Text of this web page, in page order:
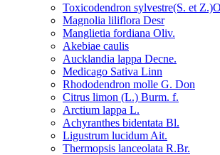
Toxicodendron sylvestre(S. et
Magnolia liliflora Desr
Manglietia fordiana Oliv.
Akebiae caulis
Aucklandia lappa Decne.
Medicago Sativa Linn
Rhododendron molle G. Don
Citrus limon (L.) Burm. f.
Arctium lappa L.
Achyranthes bidentata Bl.
Ligustrum lucidum Ait.
Thermopsis lanceolata R.Br.